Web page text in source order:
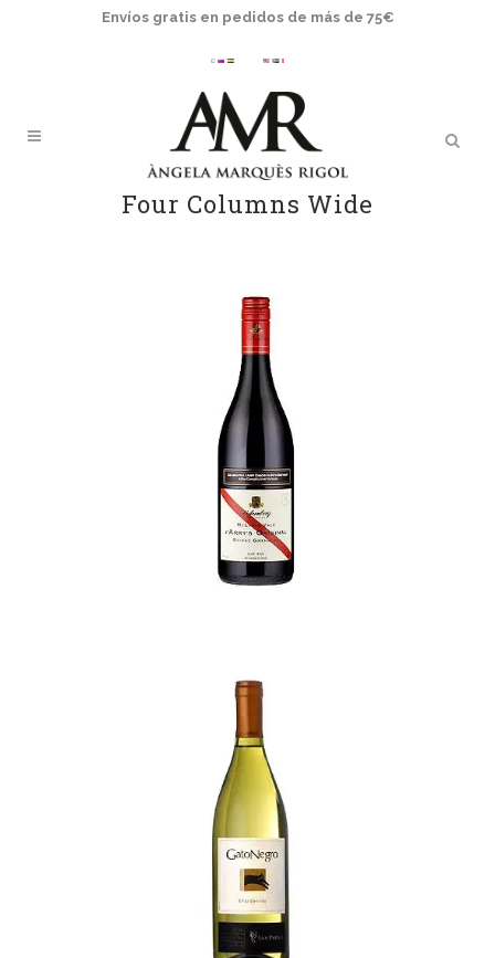
Envíos gratis en pedidos de más de 75€
Four Columns Wide